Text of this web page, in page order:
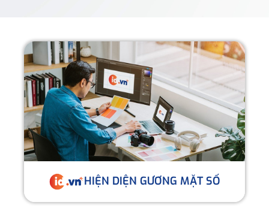
HIỆN DIỆN GƯƠNG MẶT SỐ